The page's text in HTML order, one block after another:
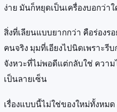
ง่าย มันก็หยุดเป็นเครื่องบอกว่าใ
สิ่งที่เลียนแบบยากกว่า คือร่องร
คนจริง มุมที่เอียงไปนิดเพราะรี
จังหวะที่ไม่พอดีแต่กลับใช่ ควา
เป็นลายเซ็น
เรื่องแบบนี้ไม่ใช่ของใหม่ทั้งหม